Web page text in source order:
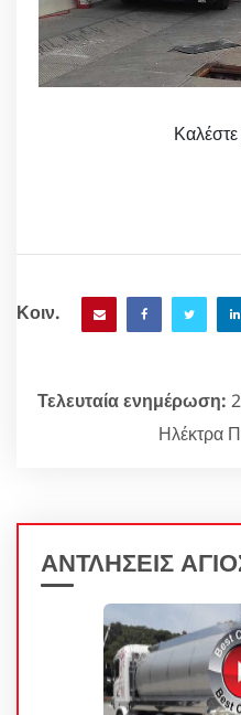
Κοιν.
Τελευταία ενημέρωση:
Ηλέκτρα
ΑΝΤΛΗΣΕΙΣ